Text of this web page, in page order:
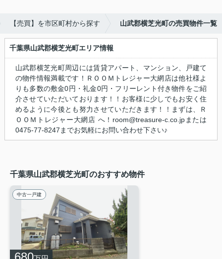
【売買】を市区町村から探す 山武郡横芝光町の売買物件一覧
千葉県山武郡横芝光町エリア情報
山武郡横芝光町周辺には賃貸アパート、マンション、戸建て
の物件情報満載です！ＲＯＯＭトレジャー大網店は他社様よ
りも多数の敷金0円・礼金0円・フリーレント付き物件をご紹
介させていただいております！！お客様に少しでもお安く住
めるように今後とも努力させていただきます！！まずは、Ｒ
ＯＯＭトレジャー大網店 へ！room@treasure-c.co.jpまたは
0475-77-8247までお気軽にお問い合わせ下さい♪
千葉県山武郡横芝光町のおすすめ物件
中古一戸建